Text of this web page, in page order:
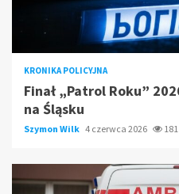
KRONIKA POLICYJNA
Finał „Patrol Roku”
na Śląsku
Szymon Wilk 4 czerwca 2026 181